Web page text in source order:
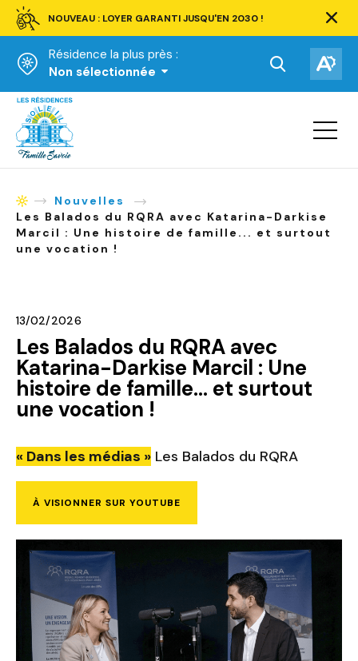
NOUVEAU : LOYER GARANTI JUSQU'EN 2030 !
barre
Résidence la plus près :
Non sélectionnée
Ouvrir
la
recherche.
la
Accueil
Ouvrir
la
AccueilNouvelles
Les Balados du RQRA avec Katarina-Darkise
Marcil : Une histoire de famille... et surtout
une vocation !
13/02/2026
Les Balados du RQRA avec
Katarina-Darkise Marcil : Une
histoire de famille… et surtout
une vocation !
« Dans les médias » Les Balados du RQRA
À VISIONNER SUR YOUTUBE